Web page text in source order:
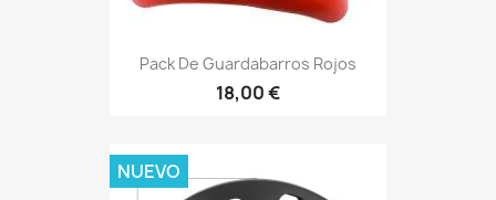
Pack De Guardabarros Rojos
18,00 €
NUEVO